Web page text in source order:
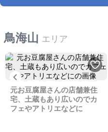
鳥海山 エリア
Previous
元お豆腐屋さんの店舗兼住
宅、土蔵もあり広いのでカ
フェやアトリエなどに